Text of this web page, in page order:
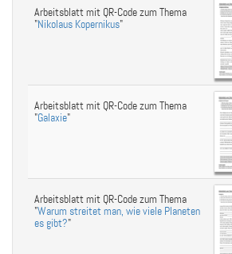
Arbeitsblatt mit QR-Code zum Thema
"Nikolaus Kopernikus"
Arbeitsblatt mit QR-Code zum Thema
"Galaxie"
Arbeitsblatt mit QR-Code zum Thema
"Warum streitet man, wie viele Planeten
es gibt?"